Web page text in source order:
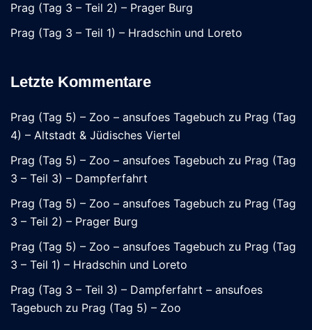
Prag (Tag 3 – Teil 2) – Prager Burg
Prag (Tag 3 – Teil 1) – Hradschin und Loreto
Letzte Kommentare
Prag (Tag 5) – Zoo – ansufoes Tagebuch zu Prag (Tag
4) – Altstadt & Jüdisches Viertel
Prag (Tag 5) – Zoo – ansufoes Tagebuch zu Prag (Tag
3 – Teil 3) – Dampferfahrt
Prag (Tag 5) – Zoo – ansufoes Tagebuch zu Prag (Tag
3 – Teil 2) – Prager Burg
Prag (Tag 5) – Zoo – ansufoes Tagebuch zu Prag (Tag
3 – Teil 1) – Hradschin und Loreto
Prag (Tag 3 – Teil 3) – Dampferfahrt – ansufoes
Tagebuch zu Prag (Tag 5) – Zoo